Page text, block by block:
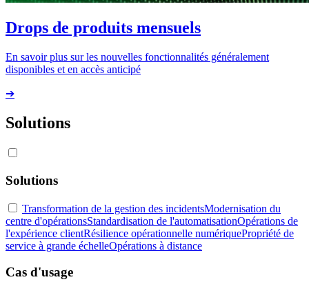
Drops de produits mensuels
En savoir plus sur les nouvelles fonctionnalités généralement
disponibles et en accès anticipé
➔
Solutions
Solutions
Transformation de la gestion des incidentsModernisation du
centre d'opérationsStandardisation de l'automatisationOpérations de
l'expérience clientRésilience opérationnelle numériquePropriété de
service à grande échelleOpérations à distance
Cas d'usage